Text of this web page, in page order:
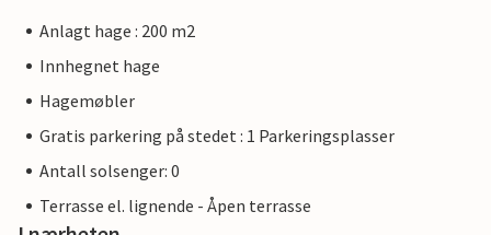
Anlagt hage : 200 m2
Innhegnet hage
Hagemøbler
Gratis parkering på stedet : 1 Parkeringsplasser
Antall solsenger: 0
Terrasse el. lignende - Åpen terrasse